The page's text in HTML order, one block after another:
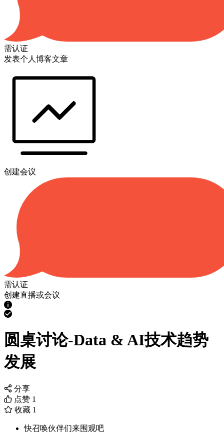
需认证
发表个人博客文章
创建会议
需认证
创建直播或会议
圆桌讨论-Data & AI技术趋势
发展
分享
点赞 1
收藏 1
快召唤伙伴们来围观吧